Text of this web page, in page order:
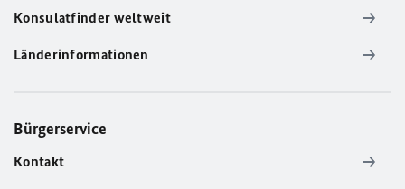
Konsulatfinder weltweit
Länderinformationen
Bürgerservice
Kontakt